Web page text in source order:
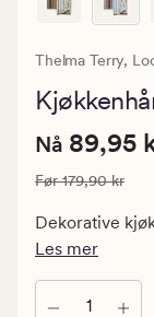
Thelma Terry,
Nåværende
89,95
kr.
Vanlig
Nå 89,95
Vanlig pris 179,90
Før179,90 kr
Dekorative
Les mer
Antall